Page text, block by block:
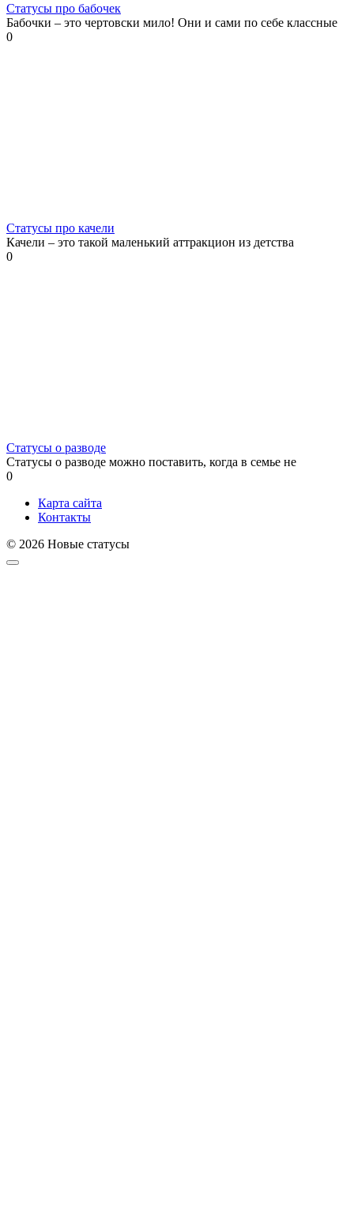
Статусы про бабочек
Бабочки – это чертовски мило! Они и сами по себе классные
0
Статусы про качели
Качели – это такой маленький аттракцион из детства
0
Статусы о разводе
Статусы о разводе можно поставить, когда в семье не
0
Карта сайта
Контакты
© 2026 Новые статусы